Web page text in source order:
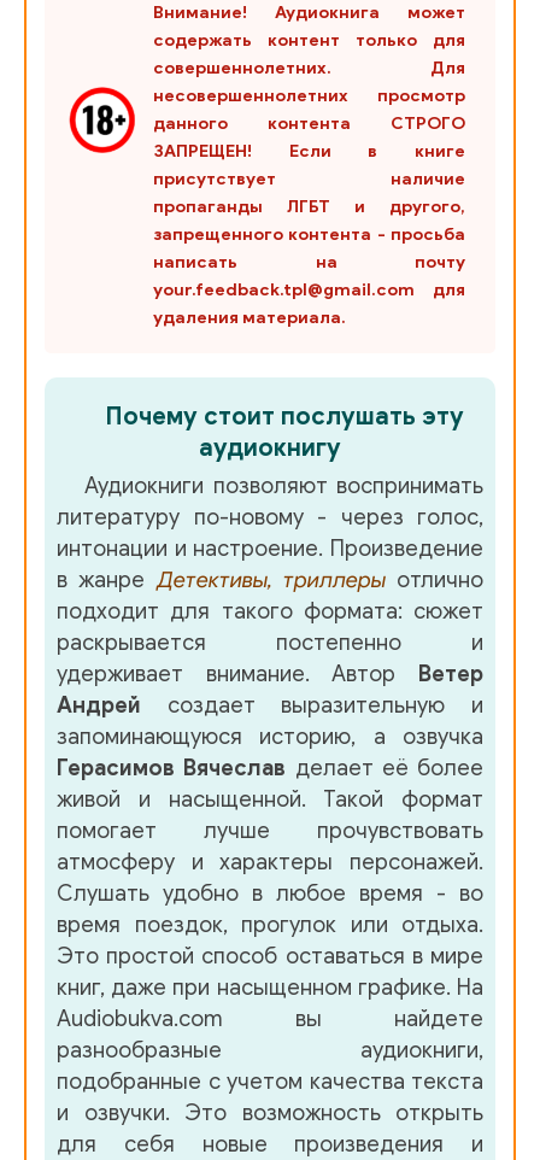
Внимание! Аудиокнига может
содержать контент только для
совершеннолетних. Для
несовершеннолетних просмотр
данного контента СТРОГО
ЗАПРЕЩЕН! Если в книге
присутствует наличие
пропаганды ЛГБТ и другого,
запрещенного контента - просьба
написать на почту
your.feedback.tpl@gmail.com для
удаления материала.
Почему стоит послушать эту
аудиокнигу
Аудиокниги позволяют воспринимать
литературу по-новому - через голос,
интонации и настроение. Произведение
в жанреДетективы, триллерыотлично
подходит для такого формата: сюжет
раскрывается постепенно и
удерживает внимание. Автор Ветер
Андрей создает выразительную и
запоминающуюся историю, а озвучка
Герасимов Вячеслав делает её более
живой и насыщенной. Такой формат
помогает лучше прочувствовать
атмосферу и характеры персонажей.
Слушать удобно в любое время - во
время поездок, прогулок или отдыха.
Это простой способ оставаться в мире
книг, даже при насыщенном графике. На
Audiobukva.com вы найдете
разнообразные аудиокниги,
подобранные с учетом качества текста
и озвучки. Это возможность открыть
для себя новые произведения и